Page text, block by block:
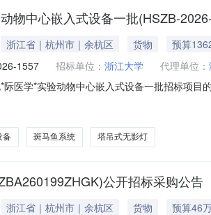
物中心嵌入式设备一批(HSZB-
浙江省｜杭州市｜余杭区 货物
预算
1557 招标单位： 浙江大学 代理单位：
际医学*实验动物中心嵌入式设备一批招标项
万元（人民币）最高限价（如有）：
备 斑马鱼系统 塔吊式无影灯
公开招标采购公告
浙江省｜杭州市｜余杭区 货物
预算46